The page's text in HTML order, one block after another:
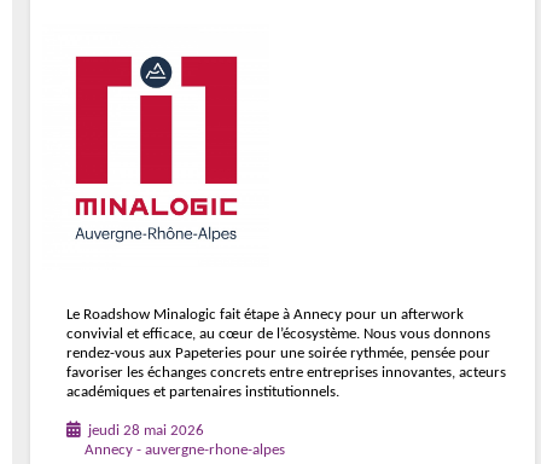
Le Roadshow Minalogic fait étape à Annecy pour un afterwork
convivial et efficace, au cœur de l’écosystème. Nous vous donnons
rendez-vous aux Papeteries pour une soirée rythmée, pensée pour
favoriser les échanges concrets entre entreprises innovantes, acteurs
académiques et partenaires institutionnels.
jeudi 28 mai 2026
Annecy - auvergne-rhone-alpes